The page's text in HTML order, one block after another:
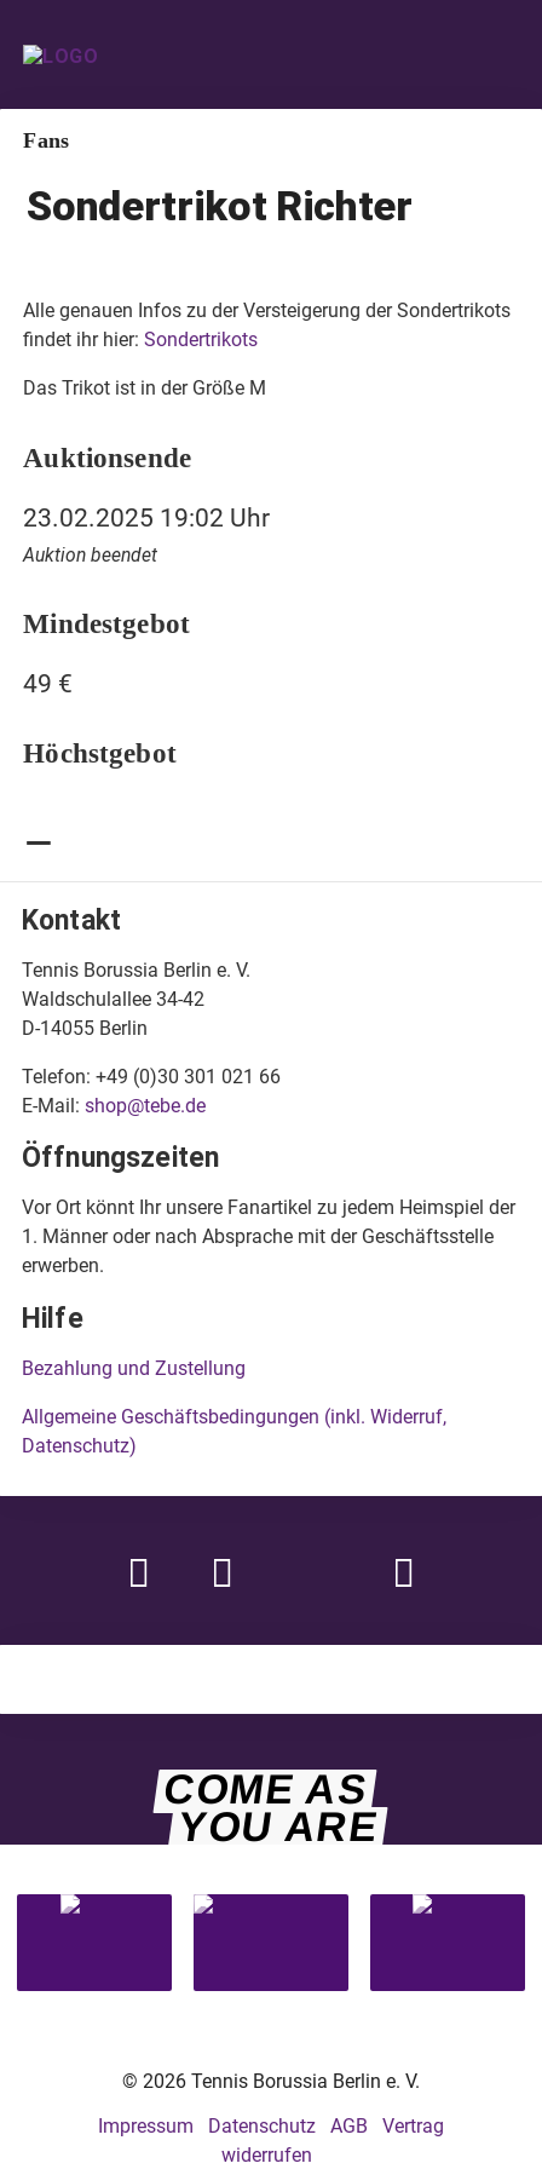
Fans
Sondertrikot Richter
Alle genauen Infos zu der Versteigerung der Sondertrikots
findet ihr hier:Sondertrikots
Das Trikot ist in der Größe M
Auktionsende
23.02.2025 19:02 Uhr
Auktion beendet
Mindestgebot
49 €
Höchstgebot
–
Kontakt
Tennis Borussia Berlin e. V.
Waldschulallee 34-42
D-14055 Berlin
Telefon: +49 (0)30 301 021 66
E-Mail: shop@tebe.de
Öffnungszeiten
Vor Ort könnt Ihr unsere Fanartikel zu jedem Heimspiel der
1. Männer oder nach Absprache mit der Geschäftsstelle
erwerben.
Hilfe
Bezahlung und Zustellung
Allgemeine Geschäftsbedingungen (inkl. Widerruf,
Datenschutz)
COME AS
YOU ARE
© 2026 Tennis Borussia Berlin e. V.
Impressum
Datenschutz AGB
Vertrag
widerrufen